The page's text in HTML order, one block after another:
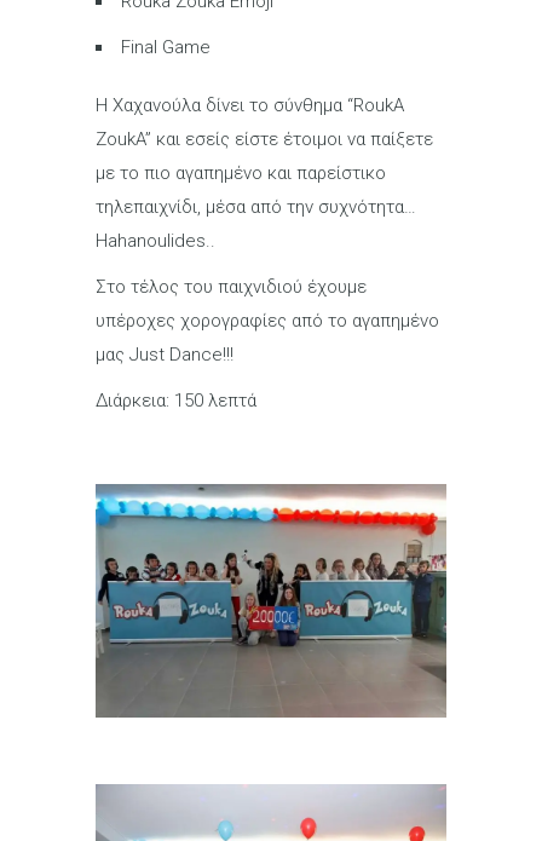
Final Game
H Χαχανούλα δίνει το σύνθημα “RoukA
ZoukA” και εσείς είστε έτοιμοι να παίξετε
με το πιο αγαπημένο και παρείστικο
τηλεπαιχνίδι, μέσα από την συχνότητα…
Hahanoulides..
Στο τέλος του παιχνιδιού έχουμε
υπέροχες χορογραφίες από το αγαπημένο
μας Just Dance!!!
Διάρκεια: 150 λεπτά